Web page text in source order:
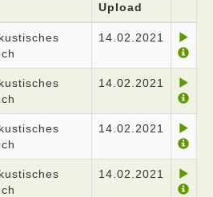
Upload
14.02.2021
14.02.2021
14.02.2021
14.02.2021